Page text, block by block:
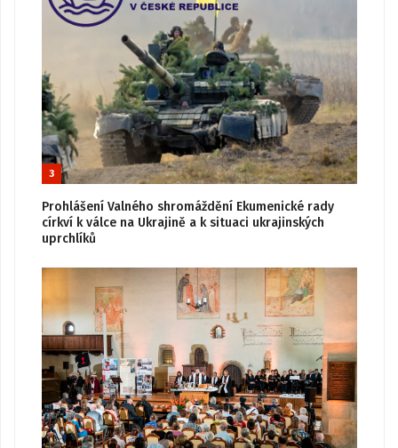
3
Prohlášení Valného shromáždění Ekumenické rady
církví k válce na Ukrajině a k situaci ukrajinských
uprchlíků